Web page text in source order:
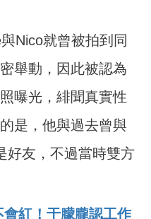
Nico就曾被拍到同
舉動，因此被認為
曝光，緋聞真實性
是，他與過去曾與
好友，不過當時雙方
會紅！于朦朧認工作